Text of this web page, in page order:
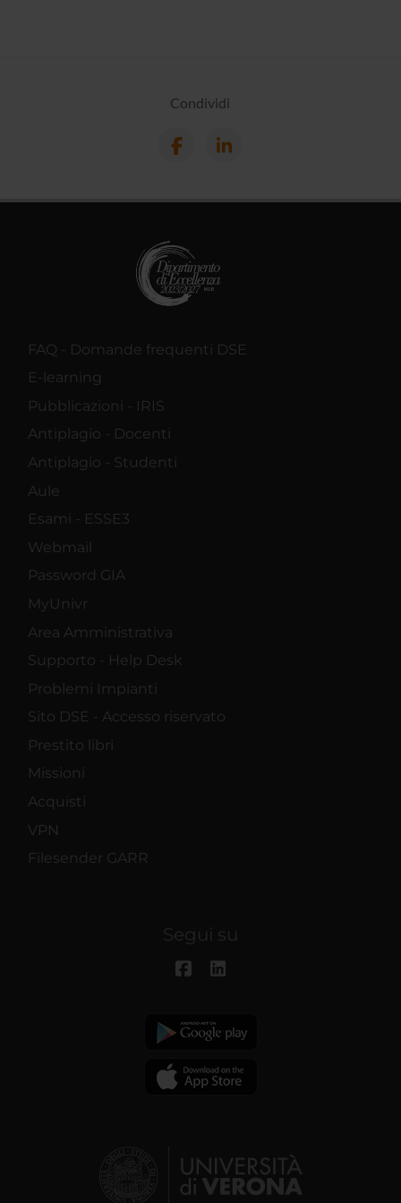
Condividi
FAQ - Domande frequenti DSE
E-learning
Pubblicazioni - IRIS
Antiplagio - Docenti
Antiplagio - Studenti
Aule
Esami - ESSE3
Webmail
Password GIA
MyUnivr
Area Amministrativa
Supporto - Help Desk
Problemi Impianti
Sito DSE - Accesso riservato
Prestito libri
Missioni
Acquisti
VPN
Filesender GARR
Segui su